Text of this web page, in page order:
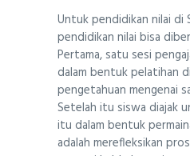
Untuk pendidikan nilai di
pendidikan nilai bisa
Pertama, satu sesi
dalam bentuk pelatihan
pengetahuan mengenai
Setelah itu siswa diajak
itu dalam bentuk
adalah merefleksikan